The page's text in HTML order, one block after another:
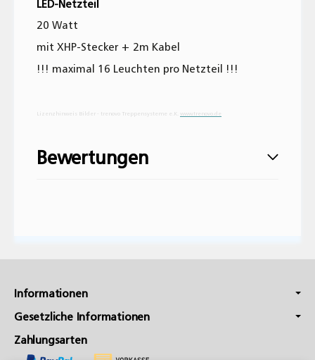
LED-Netzteil
20 Watt
mit XHP-Stecker + 2m Kabel
!!! maximal 16 Leuchten pro Netzteil !!!
Lizenzhinweis Bilder - t renovo Treppensysteme e.K. www.trenovo.de
Bewertungen
Informationen
Gesetzliche Informationen
Zahlungsarten